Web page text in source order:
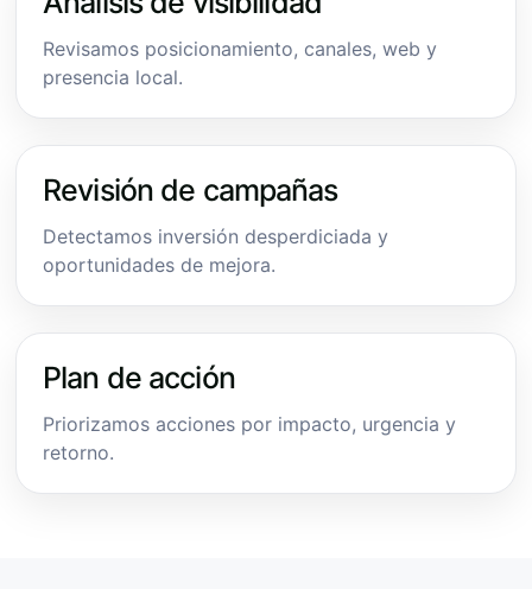
Revisamos posicionamiento, canales, web y
presencia local.
Revisión de campañas
Detectamos inversión desperdiciada y
oportunidades de mejora.
Plan de acción
Priorizamos acciones por impacto, urgencia y
retorno.